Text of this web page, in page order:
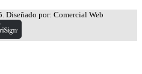
Diseñado por: Comercial Web